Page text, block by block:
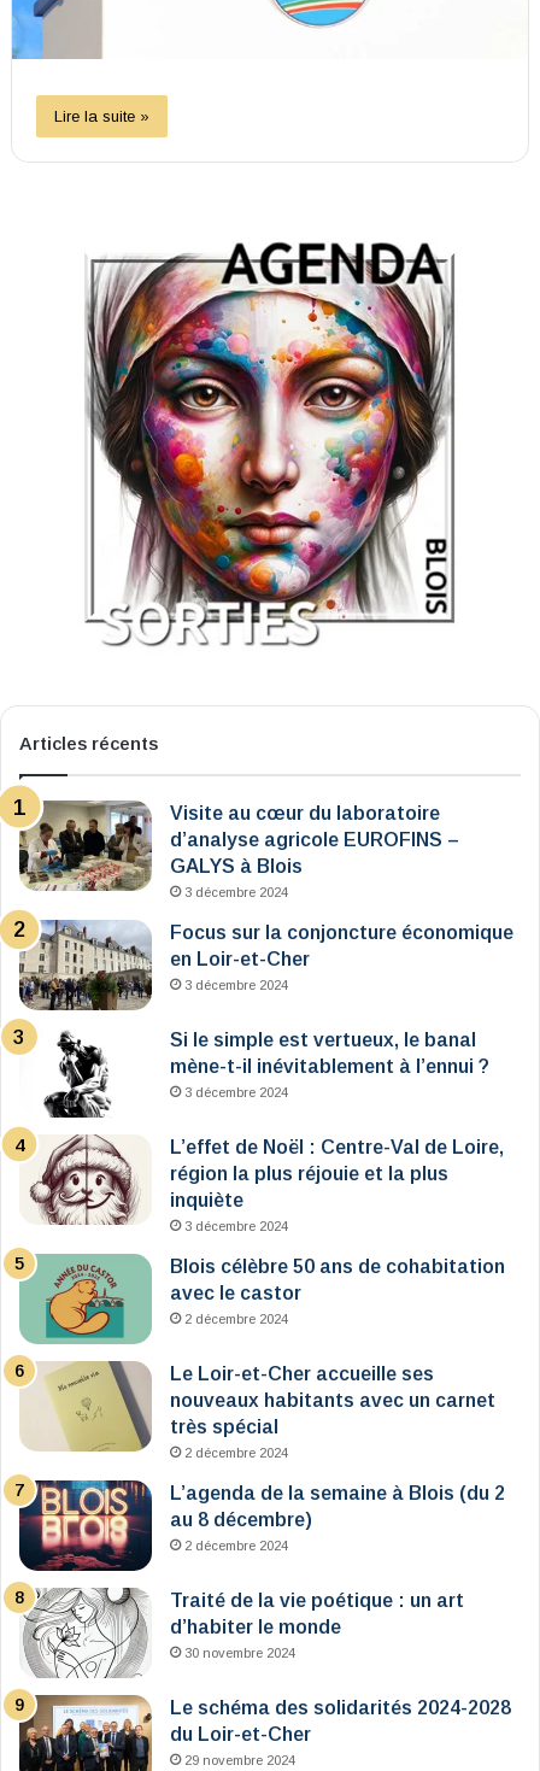
Lire la suite »
Articles récents
Visite au cœur du laboratoire
d’analyse agricole EUROFINS –
GALYS à Blois
3 décembre 2024
Focus sur la conjoncture économique
en Loir-et-Cher
3 décembre 2024
Si le simple est vertueux, le banal
mène-t-il inévitablement à l’ennui ?
3 décembre 2024
L’effet de Noël : Centre-Val de Loire,
région la plus réjouie et la plus
inquiète
3 décembre 2024
Blois célèbre 50 ans de cohabitation
avec le castor
2 décembre 2024
Le Loir-et-Cher accueille ses
nouveaux habitants avec un carnet
très spécial
2 décembre 2024
L’agenda de la semaine à Blois (du 2
au 8 décembre)
2 décembre 2024
Traité de la vie poétique : un art
d’habiter le monde
30 novembre 2024
Le schéma des solidarités 2024-2028
du Loir-et-Cher
29 novembre 2024